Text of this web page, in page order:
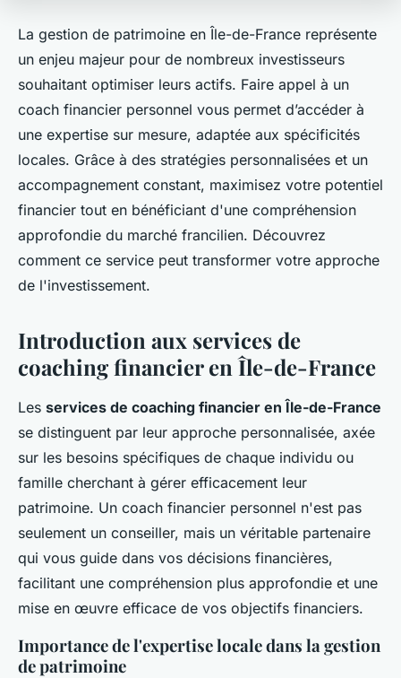
La gestion de patrimoine en Île-de-France représente
un enjeu majeur pour de nombreux investisseurs
souhaitant optimiser leurs actifs. Faire appel à un
coach financier personnel vous permet d’accéder à
une expertise sur mesure, adaptée aux spécificités
locales. Grâce à des stratégies personnalisées et un
accompagnement constant, maximisez votre potentiel
financier tout en bénéficiant d'une compréhension
approfondie du marché francilien. Découvrez
comment ce service peut transformer votre approche
de l'investissement.
Introduction aux services de
coaching financier en Île-de-France
Les services de coaching financier en Île-de-France
se distinguent par leur approche personnalisée, axée
sur les besoins spécifiques de chaque individu ou
famille cherchant à gérer efficacement leur
patrimoine. Un coach financier personnel n'est pas
seulement un conseiller, mais un véritable partenaire
qui vous guide dans vos décisions financières,
facilitant une compréhension plus approfondie et une
mise en œuvre efficace de vos objectifs financiers.
Importance de l'expertise locale dans la gestion
de patrimoine